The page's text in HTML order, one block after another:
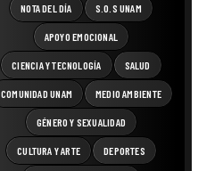
NOTA DEL DÍA S.O.S UNAM
APOYO EMOCIONAL
CIENCIA Y TECNOLOGÍA SALUD
COMUNIDAD UNAM MEDIO AMBIENTE
GÉNERO Y SEXUALIDAD
CULTURA Y ARTE DEPORTES